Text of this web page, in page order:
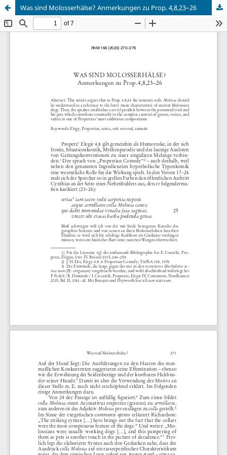
Was sind Molosserhälse? Anmerkungen zu Prop. 4,8,23–26